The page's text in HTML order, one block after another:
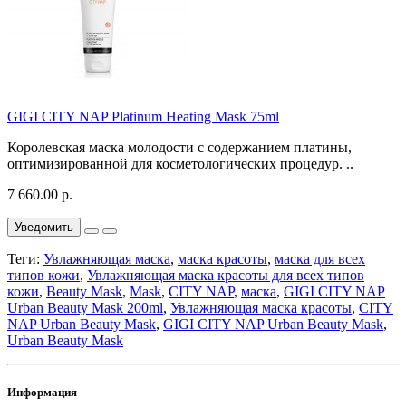
GIGI CITY NAP Platinum Heating Mask 75ml
Королевская маска молодости с содержанием платины,
оптимизированной для косметологических процедур. ..
7 660.00 р.
Уведомить
Теги: Увлажняющая маска, маска красоты, маска для всех
типов кожи, Увлажняющая маска красоты для всех типов
кожи, Beauty Mask, Mask, CITY NAP, маска, GIGI CITY NAP
Urban Beauty Mask 200ml, Увлажняющая маска красоты, CITY
NAP Urban Beauty Mask, GIGI CITY NAP Urban Beauty Mask,
Urban Beauty Mask
Информация